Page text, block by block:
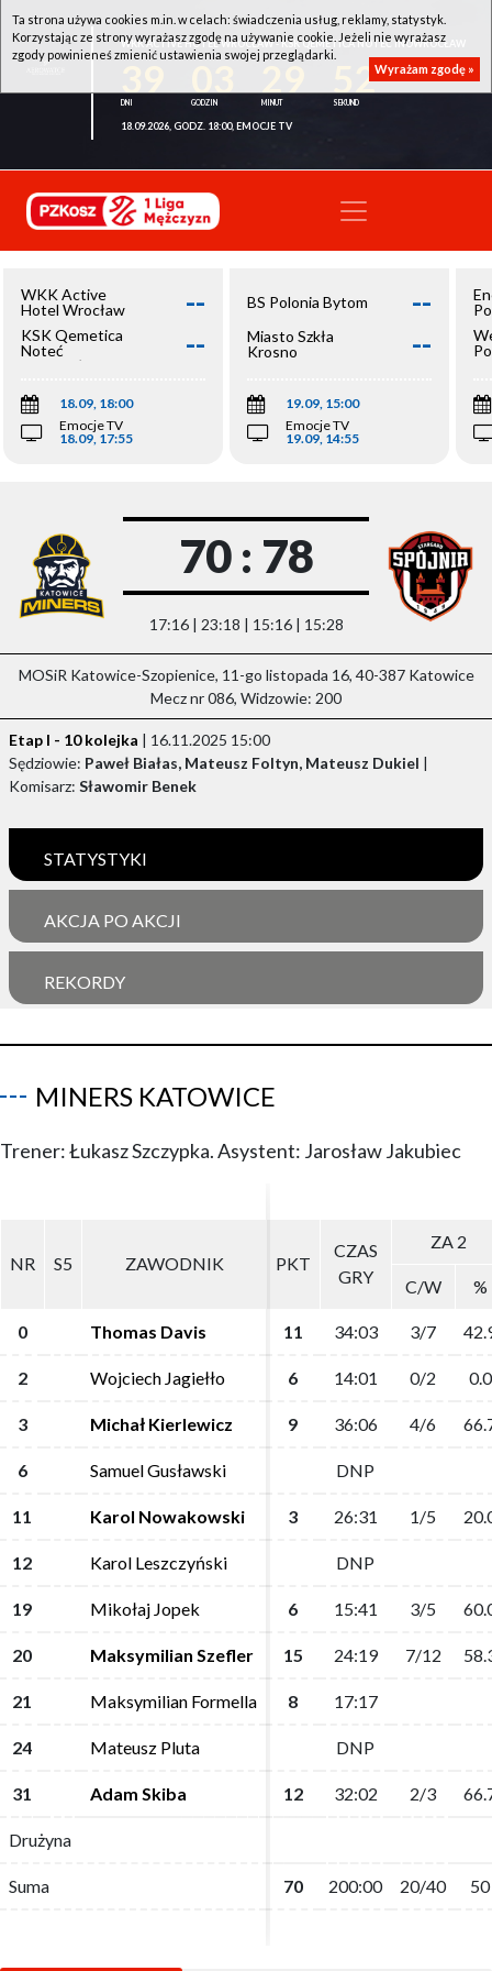
WKK ACTIVE HOTEL WROCŁAW - KSK QEMETICA NOTEĆ INOWROCŁAW
52
18.09.2026, GODZ. 18:00, EMOCJE TV
WKK Active
Hotel Wrocław
--
KSK Qemetica
Noteć
Inowrocław
--
18.09, 18:00
Emocje TV
18.09, 17:55
BS Polonia Bytom --
Miasto Szkła
Krosno
--
19.09, 15:00
Emocje TV
19.09, 14:55
70 : 78
17:16 | 23:18 | 15:16 | 15:28
MOSiR Katowice-Szopienice, 11-go listopada 16, 40-387 Katowice
Mecz nr 086, Widzowie: 200
Etap I - 10 kolejka | 16.11.2025 15:00
Sędziowie: Paweł Białas, Mateusz Foltyn, Mateusz Dukiel |
Komisarz: Sławomir Benek
STATYSTYKI
AKCJA PO AKCJI
REKORDY
MINERS KATOWICE
Trener: Łukasz Szczypka. Asystent: Jarosław Jakubiec
NR S5 ZAWODNIK PKT
CZAS
GRY
ZA 2
C/W %
0 Thomas Davis 11 34:03 3/7
2 Wojciech Jagiełło 6 14:01 0/2 0.0
3 Michał Kierlewicz 9 36:06 4/6
6 Samuel Gusławski DNP
11 Karol Nowakowski 3 26:31 1/5
12 Karol Leszczyński DNP
19 Mikołaj Jopek 6 15:41 3/5
20 Maksymilian Szefler 15 24:19 7/12
21 Maksymilian Formella 8 17:17
24 Mateusz Pluta DNP
31 Adam Skiba 12 32:02 2/3
Drużyna
Suma 70 200:00 20/40 50
NR S5 ZAWODNIK PKT
CZAS
GRY
ZA 2
C/W %
0 Thomas Davis 11 34:03 3/7
2 Wojciech Jagiełło 6 14:01 0/2 0.0
3 Michał Kierlewicz 9 36:06 4/6
6 Samuel Gusławski DNP
11 Karol Nowakowski 3 26:31 1/5
12 Karol Leszczyński DNP
19 Mikołaj Jopek 6 15:41 3/5
20 Maksymilian Szefler 15 24:19 7/12
21 Maksymilian Formella 8 17:17
24 Mateusz Pluta DNP
31 Adam Skiba 12 32:02 2/3
Drużyna
Suma 70 200:00 20/40 50
Ta strona używa cookies m.in. w celach: świadczenia usług, reklamy, statystyk.
Korzystając ze strony wyrażasz zgodę na używanie cookie. Jeżeli nie wyrażasz
zgody powinieneś zmienić ustawienia swojej przeglądarki.
Wyrażam zgodę »